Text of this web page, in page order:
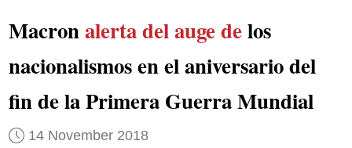
Macronalerta del auge delos
nacionalismos en el aniversario del
fin de la Primera Guerra Mundial
14 November 2018